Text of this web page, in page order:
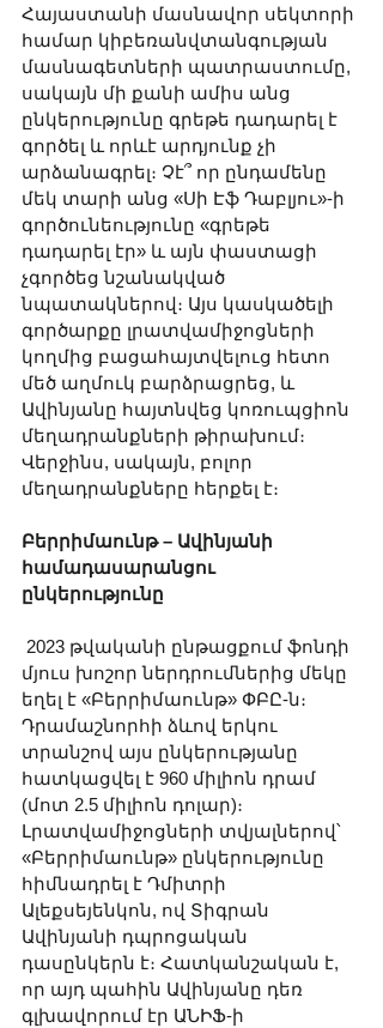
Հայաստանի մասնավոր սեկտորի
համար կիբեռանվտանգության
մասնագետների պատրաստումը,
սակայն մի քանի ամիս անց
ընկերությունը գրեթե դադարել է
գործել և որևէ արդյունք չի
արձանագրել։ Չէ՞ որ ընդամենը
մեկ տարի անց «Սի Էֆ Դաբլյու»-ի
գործունեությունը «գրեթե
դադարել էր» և այն փաստացի
չգործեց նշանակված
նպատակներով։ Այս կասկածելի
գործարքը լրատվամիջոցների
կողմից բացահայտվելուց հետո
մեծ աղմուկ բարձրացրեց, և
Ավինյանը հայտնվեց կոռուպցիոն
մեղադրանքների թիրախում։
Վերջինս, սակայն, բոլոր
մեղադրանքները հերքել է։
Բերրիմաունթ – Ավինյանի
համադասարանցու
ընկերությունը
մյուս խոշոր ներդրումներից մեկը
եղել է «Բերրիմաունթ» ՓԲԸ-ն։
Դրամաշնորհի ձևով երկու
տրանշով այս ընկերությանը
հատկացվել է 960 միլիոն դրամ
(մոտ 2.5 միլիոն դոլար)։
Լրատվամիջոցների տվյալներով՝
«Բերրիմաունթ» ընկերությունը
հիմնադրել է Դմիտրի
Ալեքսեյենկոն, ով Տիգրան
Ավինյանի դպրոցական
դասընկերն է։ Հատկանշական է,
որ այդ պահին Ավինյանը դեռ
գլխավորում էր ԱՆԻՖ-ի